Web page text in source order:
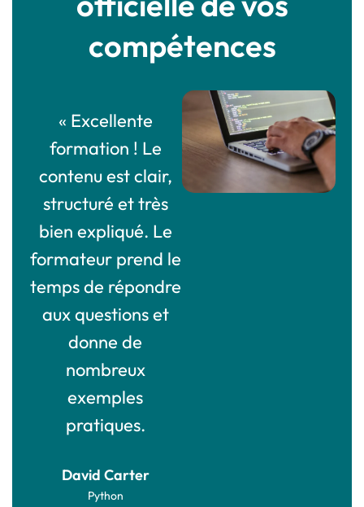
compétences
« Excellente
formation ! Le
contenu est clair,
structuré et très
bien expliqué. Le
formateur prend le
temps de répondre
aux questions et
donne de
nombreux
exemples
pratiques.
David Carter
Python
« Une formation
très enrichissante
qui m’a permis